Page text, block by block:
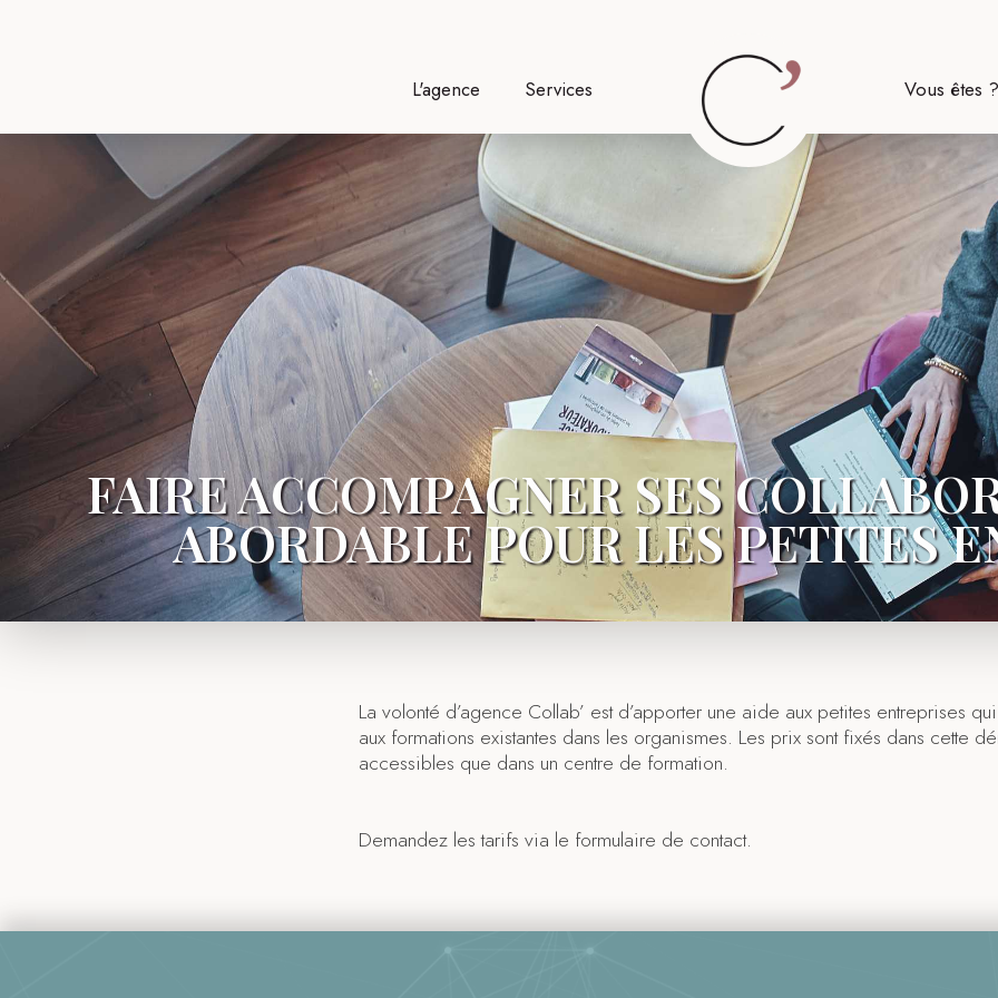
L'agence Services Vous êtes ?
FAIRE ACCOMPAGNER SES
ABORDABLE POUR LES PETITES
La volonté d’agence Collab’ est d’apporter une aide aux petites entreprises
aux formations existantes dans les organismes. Les prix sont fixés dans cette
accessibles que dans un centre de formation.
Demandez les tarifs via le formulaire de contact.